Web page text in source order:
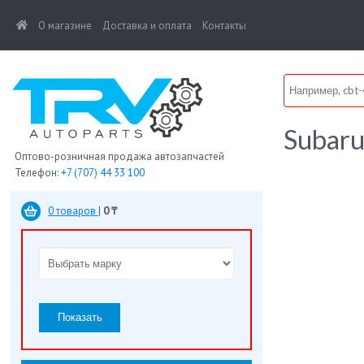
(current)
О магазине Доставка и оплата Контакты
Оптово-розничная продажа автозапчастей
Телефон:+7 (707) 44 33 100
0 товаров | 0 ₸
Показать
Subaru